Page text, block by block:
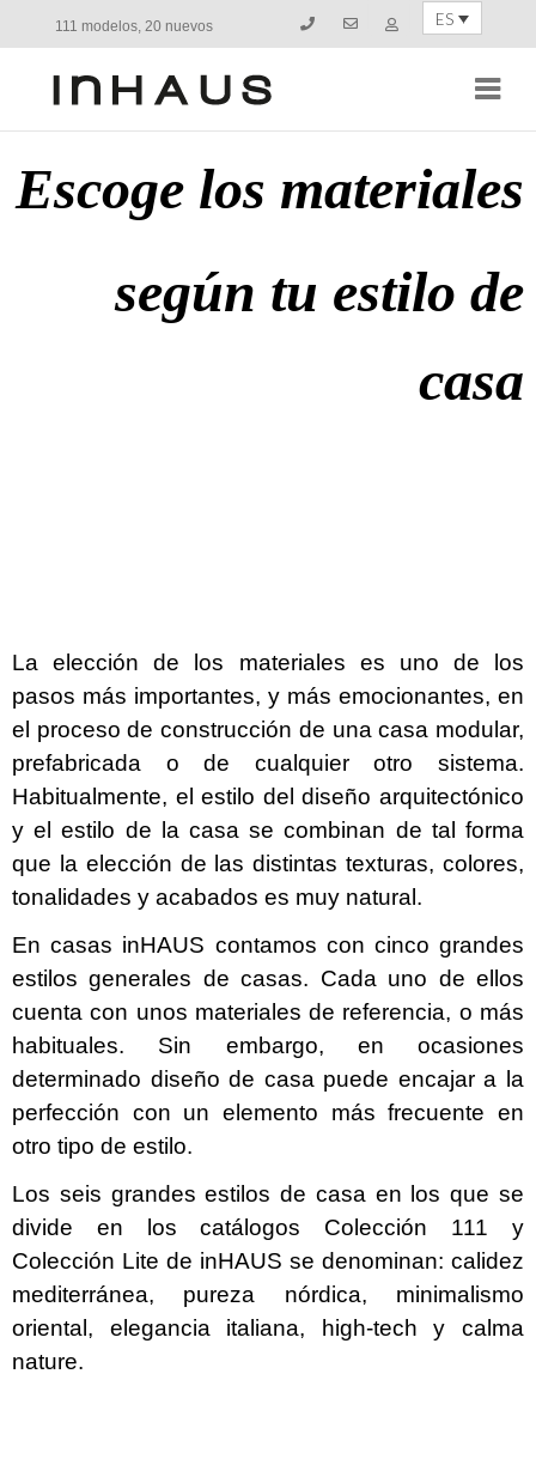
111 modelos, 20 nuevos ES
Escoge los materiales
según tu estilo de
casa
La elección de los materiales es uno de los
pasos más importantes, y más emocionantes, en
el proceso de construcción de una casa modular,
prefabricada o de cualquier otro sistema.
Habitualmente, el estilo del diseño arquitectónico
y el estilo de la casa se combinan de tal forma
que la elección de las distintas texturas, colores,
tonalidades y acabados es muy natural.
En casas inHAUS contamos con cinco grandes
estilos generales de casas. Cada uno de ellos
cuenta con unos materiales de referencia, o más
habituales. Sin embargo, en ocasiones
determinado diseño de casa puede encajar a la
perfección con un elemento más frecuente en
otro tipo de estilo.
Los seis grandes estilos de casa en los que se
divide en los catálogos Colección 111 y
Colección Lite de inHAUS se denominan: calidez
mediterránea, pureza nórdica, minimalismo
oriental, elegancia italiana, high-tech y calma
nature.